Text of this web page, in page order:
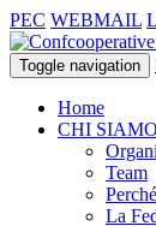
PEC WEBMAIL
Toggle navigation
Home
CHI SIAMO
Organi
Team
La